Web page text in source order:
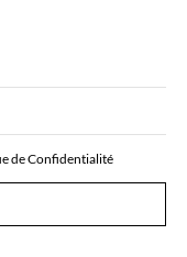
de Confidentialité